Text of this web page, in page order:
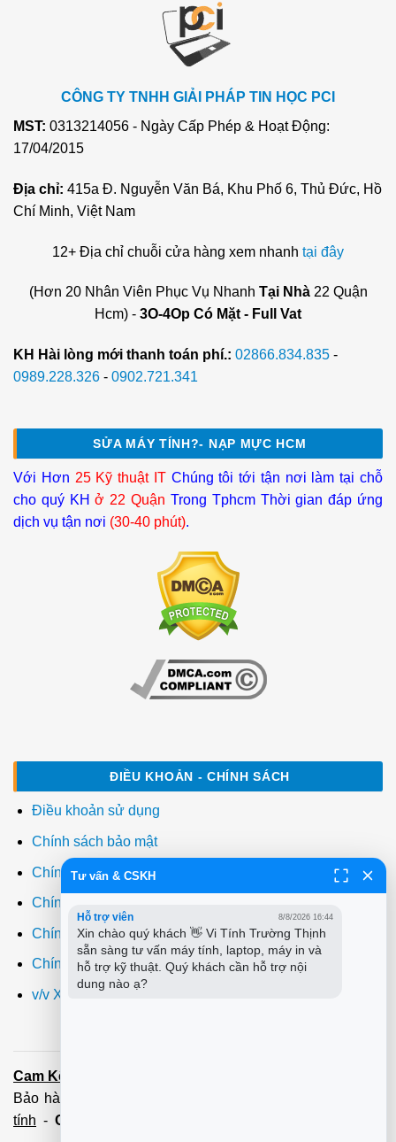
CÔNG TY TNHH GIẢI PHÁP TIN HỌC PCI
MST: 0313214056 - Ngày Cấp Phép & Hoạt Động:
17/04/2015
Địa chỉ: 415a Đ. Nguyễn Văn Bá, Khu Phố 6, Thủ Đức, Hồ
Chí Minh, Việt Nam
12+ Địa chỉ chuỗi cửa hàng xem nhanh tại đây
(Hơn 20 Nhân Viên Phục Vụ Nhanh Tại Nhà22 Quận
Hcm) - 3O-4Op Có Mặt - Full Vat
KH Hài lòng mới thanh toán phí.: 02866.834.835 -
0989.228.326 - 0902.721.341
SỬA MÁY TÍNH?- NẠP MỰC HCM
Với Hơn 25 Kỹ thuật ITChúng tôi tới tận nơi làm tại chỗ
cho quý KHở 22 Quận Trong Tphcm Thời gian đáp ứng
dịch vụ tận nơi (30-40 phút).
ĐIỀU KHOẢN - CHÍNH SÁCH
Điều khoản sử dụng
Chính sách bảo mật
Chính sách thanh toán
Chính sách giao hàng
Chính sách đổi trả
Chính sách bảo hành
v/v Xuất hóa đơn đỏ VAT
Cam Kết:
Bảo hành tận tâm - Xuất hóa đơn đỏ đầy đủ
tính - Cài Win Tận Nơi
Tư vấn & CSKH
Hỗ trợ viên 8/8/2026 16:44
Xin chào quý khách 👋 Vi Tính Trường Thịnh
sẵn sàng tư vấn máy tính, laptop, máy in và
hỗ trợ kỹ thuật. Quý khách cần hỗ trợ nội
dung nào ạ?